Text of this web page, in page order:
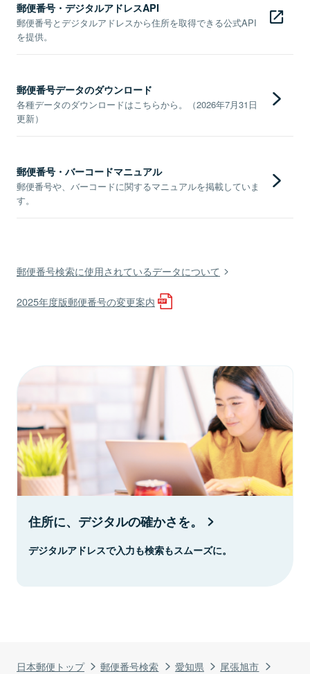
日本郵便トップ 郵便番号検索 愛知県
尾張旭市
郵便番号・デジタルアドレスAPI
郵便番号とデジタルアドレスから住所を取得できる公式API
を提供。
郵便番号データのダウンロード
各種データのダウンロードはこちらから。（2026年7月31日
更新）
郵便番号・バーコードマニュアル
郵便番号や、バーコードに関するマニュアルを掲載していま
す。
郵便番号検索に使用されているデータについて
2025年度版郵便番号の変更案内
住所に、デジタルの確かさを。
デジタルアドレスで入力も検索もスムーズに。